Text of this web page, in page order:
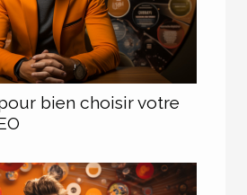
bien choisir votre